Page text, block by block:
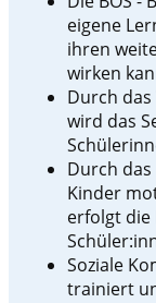
eigene
ihren
wirken
Durch
wird das
Durch
Kinder
erfolgt
Soziale
trainiert